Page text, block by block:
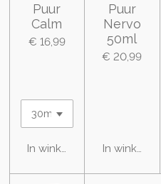
Puur
Calm
€ 16,99
In winkelwagen
Puur
Nervo
50ml
€ 20,99
In